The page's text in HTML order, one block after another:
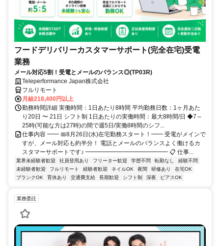
フードデリバリーカスタマーサポート(完全在宅)受電
業務
メール対応5割！受電とメールのバランス◎(TP03R)
Teleperformance Japan株式会社
フルリモート
月給218,400円以上
勤務時間詳細 実働時間：1日あたり8時間 平均勤務日数：1ヶ月あた
り20日 〜 21日 シフト制 1日あたりの実働時間：最大8時間/日 ◆7～
25時(可能な方は27時)の間で週5日/実働8時間のシフ...
仕事内容 ━━ 📅8月26日(水)在宅勤務スタート！━━ 受電がメインで
すが、メール対応も約半分！ 電話とメールのバランスよく働けるカ
スタマーサポートです♪ ━━━━━━━━━━━━━━ 📋 仕事...
業界未経験者歓迎 社員登用あり フリーター歓迎 学歴不問 転勤なし
経験不問
未経験者歓迎
フルリモート 経験者歓迎 ネイルOK 夜間 研修あり
在宅OK
ブランクOK
育休あり 交通費支給 長期歓迎 シフト制 深夜 ピアスOK
業務委託